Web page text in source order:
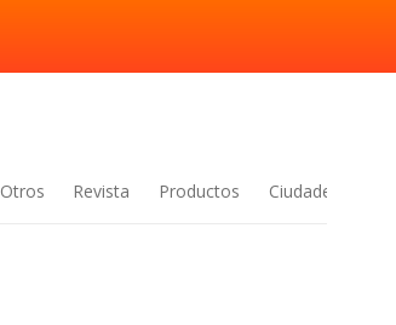
Otros Revista Productos Ciudades